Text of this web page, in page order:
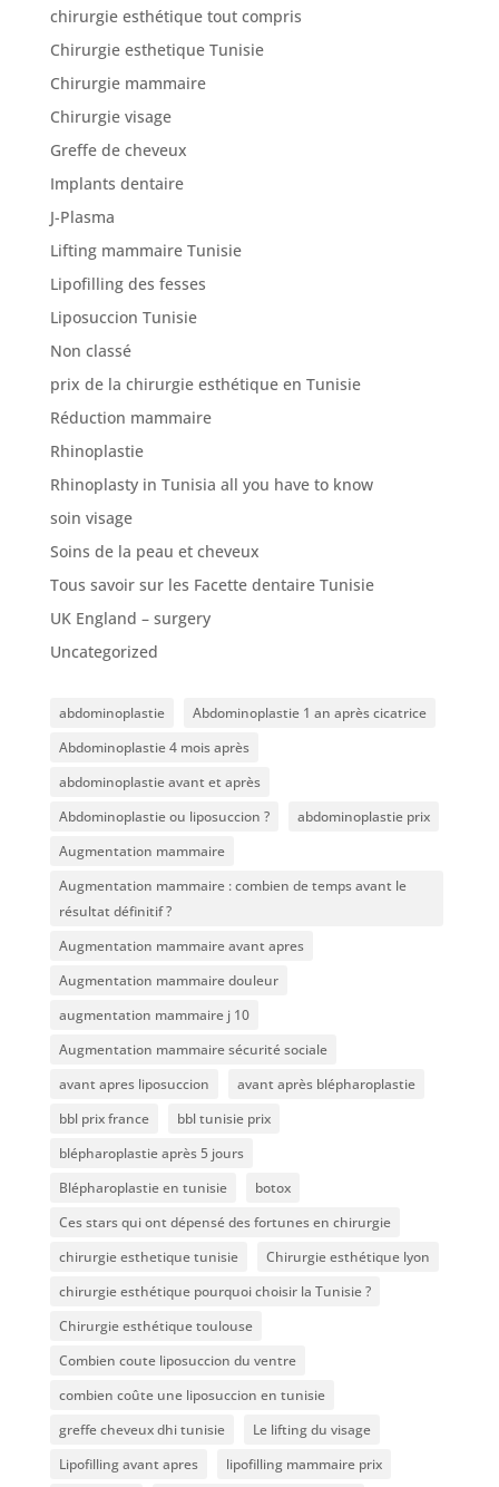
chirurgie esthétique tout compris
Chirurgie esthetique Tunisie
Chirurgie mammaire
Chirurgie visage
Greffe de cheveux
Implants dentaire
J-Plasma
Lifting mammaire Tunisie
Lipofilling des fesses
Liposuccion Tunisie
Non classé
prix de la chirurgie esthétique en Tunisie
Réduction mammaire
Rhinoplastie
Rhinoplasty in Tunisia all you have to know
soin visage
Soins de la peau et cheveux
Tous savoir sur les Facette dentaire Tunisie
UK England – surgery
Uncategorized
abdominoplastie
Abdominoplastie 1 an après cicatrice
Abdominoplastie 4 mois après
abdominoplastie avant et après
Abdominoplastie ou liposuccion ?
abdominoplastie prix
Augmentation mammaire
Augmentation mammaire : combien de temps avant le
résultat définitif ?
Augmentation mammaire avant apres
Augmentation mammaire douleur
augmentation mammaire j 10
Augmentation mammaire sécurité sociale
avant apres liposuccion
avant après blépharoplastie
bbl prix france
bbl tunisie prix
blépharoplastie après 5 jours
Blépharoplastie en tunisie
botox
Ces stars qui ont dépensé des fortunes en chirurgie
chirurgie esthetique tunisie
Chirurgie esthétique lyon
chirurgie esthétique pourquoi choisir la Tunisie ?
Chirurgie esthétique toulouse
Combien coute liposuccion du ventre​
combien coûte une liposuccion en tunisie
greffe cheveux dhi tunisie
Le lifting du visage
Lipofilling avant apres
lipofilling mammaire prix